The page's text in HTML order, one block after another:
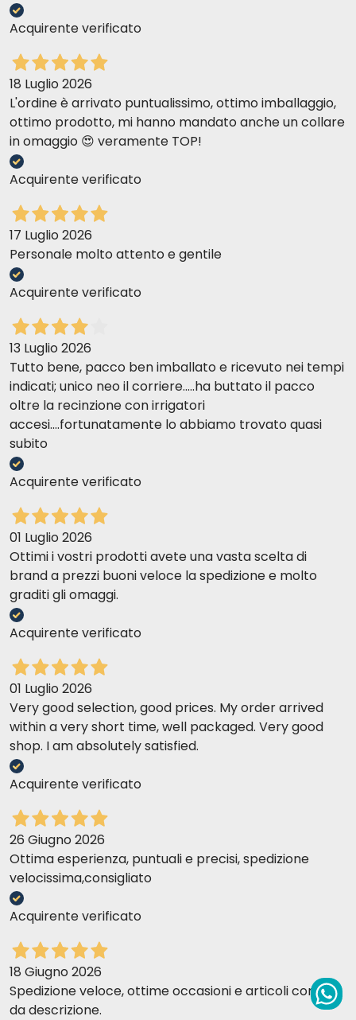
Acquirente verificato
18 Luglio 2026
L'ordine è arrivato puntualissimo, ottimo imballaggio,
ottimo prodotto, mi hanno mandato anche un collare
in omaggio 😍 veramente TOP!
Acquirente verificato
17 Luglio 2026
Personale molto attento e gentile
Acquirente verificato
13 Luglio 2026
Tutto bene, pacco ben imballato e ricevuto nei tempi
indicati; unico neo il corriere.....ha buttato il pacco
oltre la recinzione con irrigatori
accesi....fortunatamente lo abbiamo trovato quasi
subito
Acquirente verificato
01 Luglio 2026
Ottimi i vostri prodotti avete una vasta scelta di
brand a prezzi buoni veloce la spedizione e molto
graditi gli omaggi.
Acquirente verificato
01 Luglio 2026
Very good selection, good prices. My order arrived
within a very short time, well packaged. Very good
shop. I am absolutely satisfied.
Acquirente verificato
26 Giugno 2026
Ottima esperienza, puntuali e precisi, spedizione
velocissima,consigliato
Acquirente verificato
18 Giugno 2026
Spedizione veloce, ottime occasioni e articoli come
da descrizione.